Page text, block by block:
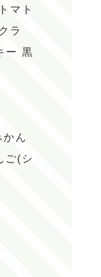
マト
ラ
ー 黒
かん
ご(シ